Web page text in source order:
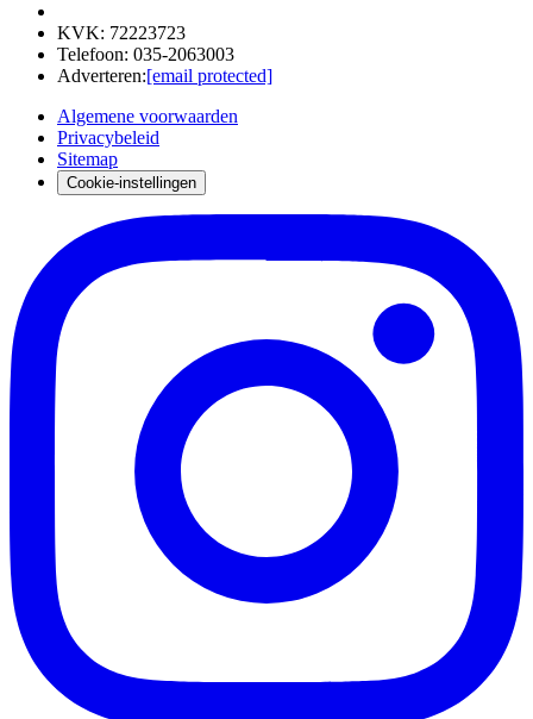
KVK: 72223723
Telefoon: 035-2063003
Adverteren:[email protected]
Algemene voorwaarden
Privacybeleid
Sitemap
Cookie-instellingen